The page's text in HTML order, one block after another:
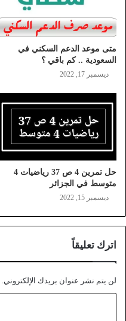
متى موعد الدعم السكني في
السعودية .. كم باقي ؟
ديسمبر 17, 2022
حل تمرين 4 ص 37 رياضيات 4
متوسط في الجزائر
ديسمبر 15, 2022
اترك تعليقاً
لن يتم نشر عنوان بريدك الإلكتروني.